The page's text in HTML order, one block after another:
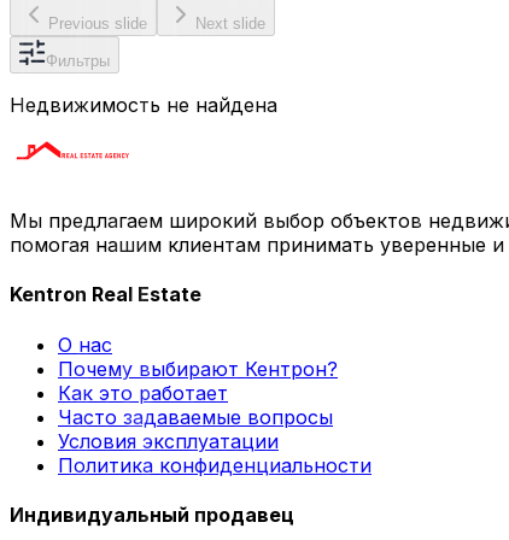
Previous slide Next slide
Фильтры
Недвижимость не найдена
Мы предлагаем широкий выбор объектов
помогая нашим клиентам принимать уверенные
Kentron Real Estate
О нас
Почему выбирают Кентрон?
Как это работает
Часто задаваемые вопросы
Условия эксплуатации
Политика конфиденциальности
Индивидуальный продавец